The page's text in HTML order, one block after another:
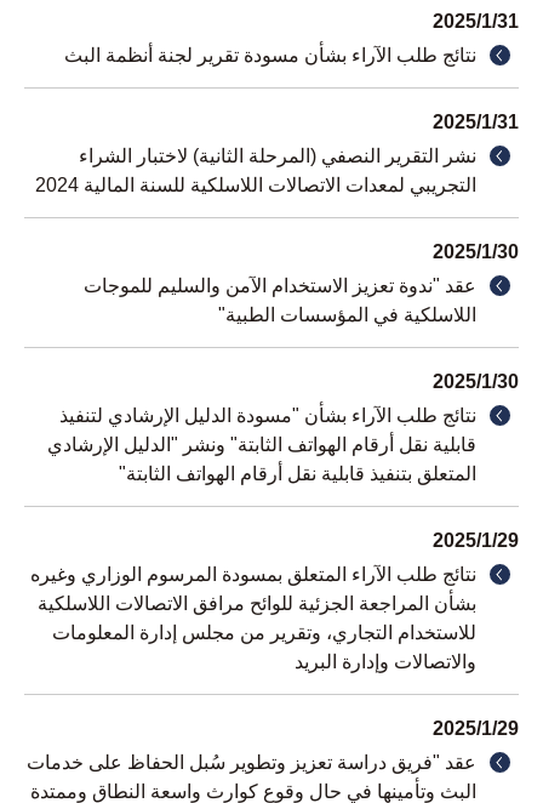
2025/1/31
نتائج طلب الآراء بشأن مسودة تقرير لجنة أنظمة البث
2025/1/31
نشر التقرير النصفي (المرحلة الثانية) لاختبار الشراء
التجريبي لمعدات الاتصالات اللاسلكية للسنة المالية 2024
2025/1/30
عقد "ندوة تعزيز الاستخدام الآمن والسليم للموجات
اللاسلكية في المؤسسات الطبية"
2025/1/30
نتائج طلب الآراء بشأن "مسودة الدليل الإرشادي لتنفيذ
قابلية نقل أرقام الهواتف الثابتة" ونشر "الدليل الإرشادي
المتعلق بتنفيذ قابلية نقل أرقام الهواتف الثابتة"
2025/1/29
نتائج طلب الآراء المتعلق بمسودة المرسوم الوزاري وغيره
بشأن المراجعة الجزئية للوائح مرافق الاتصالات اللاسلكية
للاستخدام التجاري، وتقرير من مجلس إدارة المعلومات
والاتصالات وإدارة البريد
2025/1/29
عقد "فريق دراسة تعزيز وتطوير سُبل الحفاظ على خدمات
البث وتأمينها في حال وقوع كوارث واسعة النطاق وممتدة